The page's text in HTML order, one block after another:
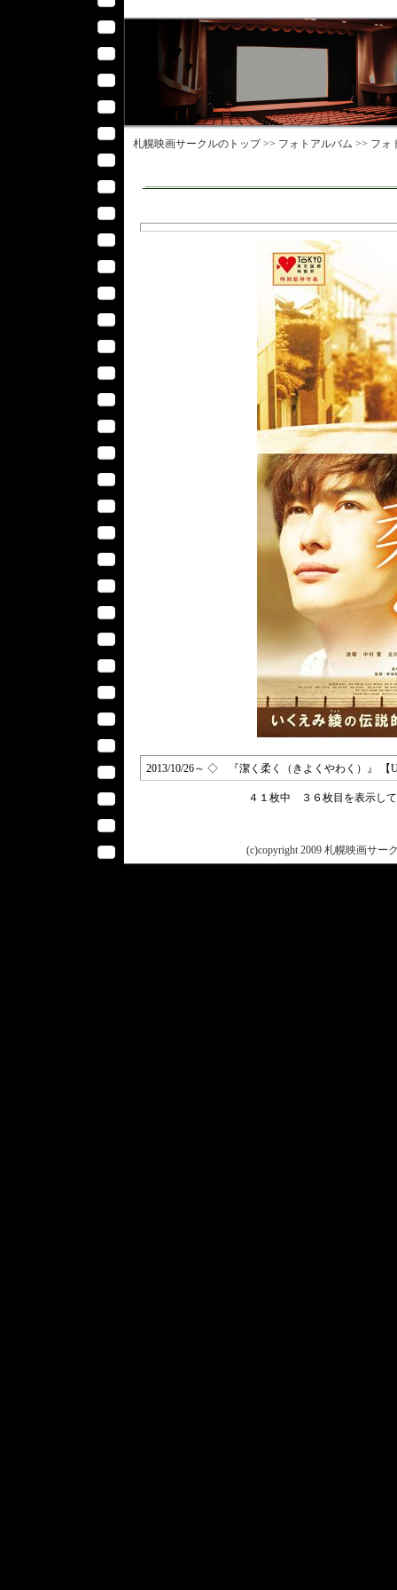
札幌映画サークルのトップ >> フォトアルバム >> フォ
2013/10/26～ ◇ 『潔く柔く（きよくやわく）』 【
４１枚中 ３６枚目を表示し
(c)copyright 2009 札幌映画サー